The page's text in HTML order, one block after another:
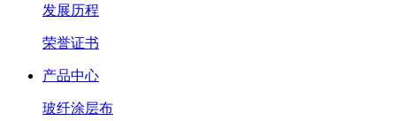
发展历程
荣誉证书
产品中心
玻纤涂层布